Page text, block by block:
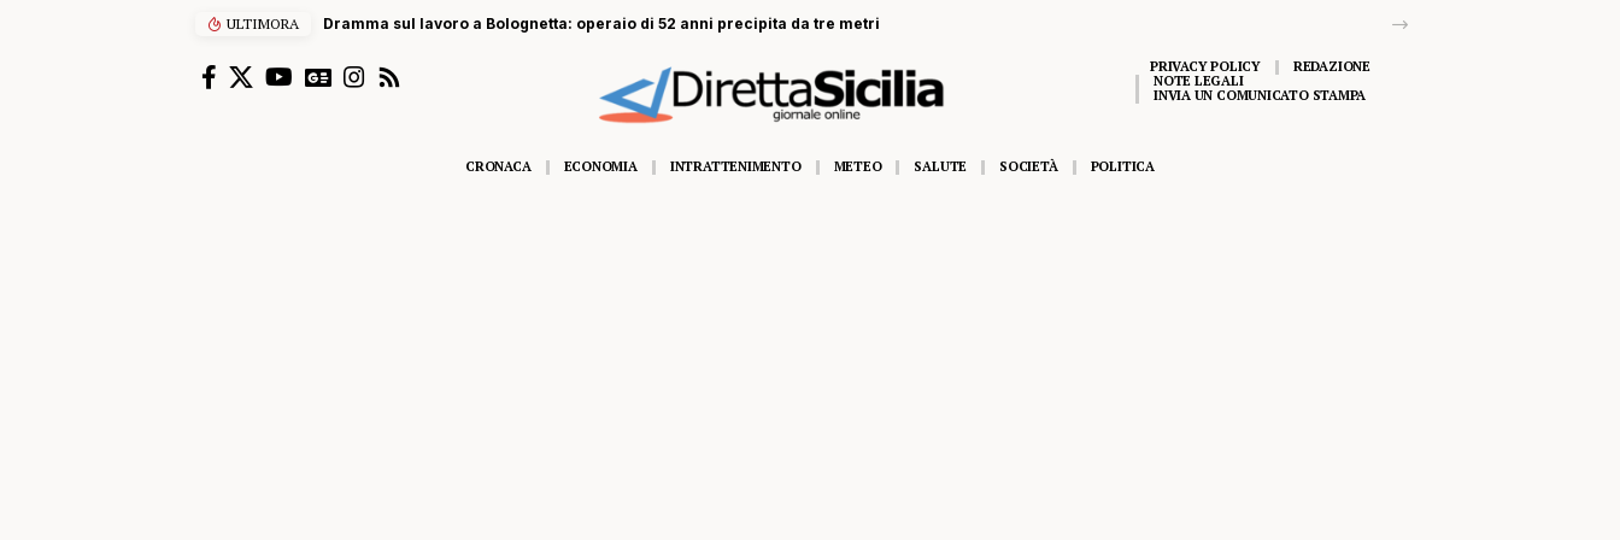
ULTIMORA Dramma sul lavoro a Bolognetta: operaio di 52 anni precipita da tre metri
PRIVACY POLICY
REDAZIONE
NOTE LEGALI
INVIA UN COMUNICATO STAMPA
CRONACA ECONOMIA INTRATTENIMENTO METEO SALUTE SOCIETÀ POLITICA